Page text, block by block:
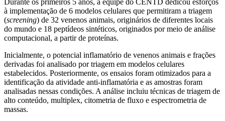
à implementação de 6 modelos celulares que permitiram a triagem
(screening) de 32 venenos animais, originários de diferentes locais
do mundo e 18 peptídeos sintéticos, originados por meio de análise
computacional, a partir de proteínas.
Inicialmente, o potencial inflamatório de venenos animais e frações
derivadas foi analisado por triagem em modelos celulares
estabelecidos. Posteriormente, os ensaios foram otimizados para a
identificação da atividade anti-inflamatória e as amostras foram
analisadas nessas condições. A análise incluiu técnicas de triagem de
alto conteúdo, multiplex, citometria de fluxo e espectrometria de
massas.